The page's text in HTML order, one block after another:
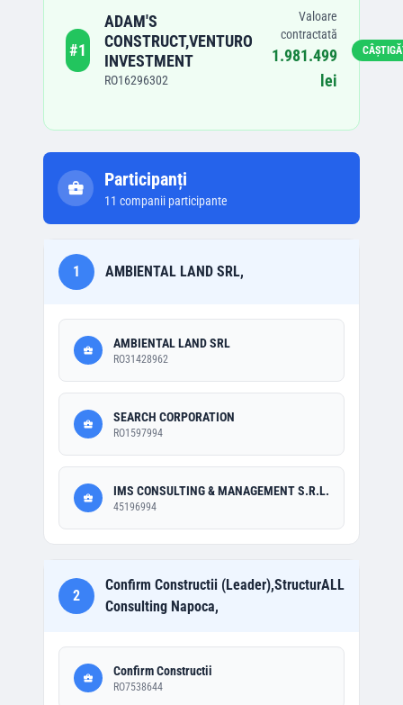
#1
ADAM'S
CONSTRUCT,VENTURO
INVESTMENT
RO16296302
Valoare
contractată
1.981.499
lei
Participanți
11 companii participante
1 AMBIENTAL LAND SRL,
AMBIENTAL LAND SRL
RO31428962
SEARCH CORPORATION
RO1597994
IMS CONSULTING & MANAGEMENT S.R.L.
45196994
2
Confirm Constructii (Leader),StructurALL
Consulting Napoca,
Confirm Constructii
RO7538644